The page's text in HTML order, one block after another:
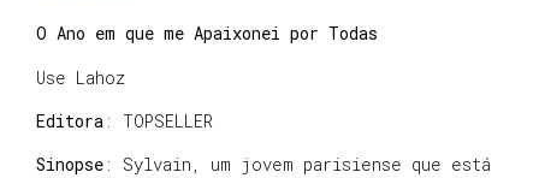
O Ano em que me Apaixonei por Todas
Use Lahoz
Editora : TOPSELLER
Sinopse : Sylvain, um jovem parisiense que está